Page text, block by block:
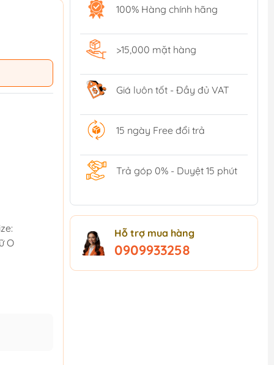
O
100% Hàng chính hãng
>15,000 mặt hàng
Giá luôn tốt - Đầy đủ VAT
15 ngày Free đổi trả
Trả góp 0% - Duyệt 15 phút
Hỗ trợ mua hàng
0909933258